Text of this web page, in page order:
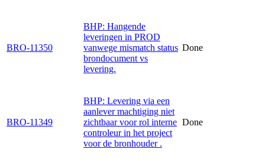
BRO-11350
BHP: Hangende
leveringen in PROD
vanwege mismatch status
brondocument vs
levering.
Done
BRO-11349
BHP: Levering via een
aanlever machtiging niet
zichtbaar voor rol interne
controleur in het project
voor de bronhouder .
Done